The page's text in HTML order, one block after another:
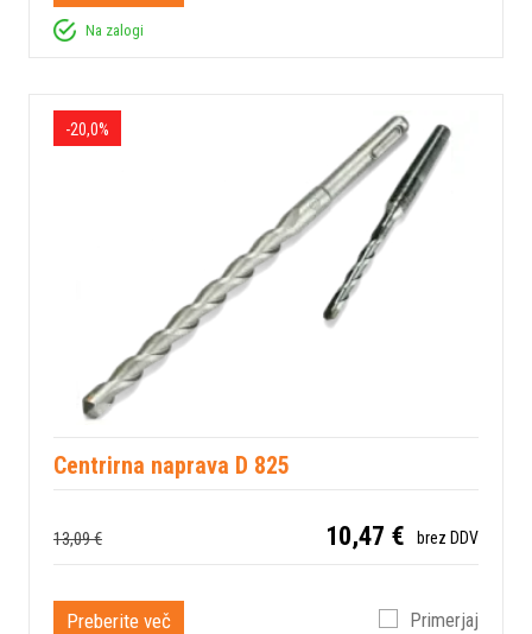
Na zalogi
-20,0%
Centrirna naprava D 825
13,09 € 10,47 € brez DDV
Preberite več Primerjaj